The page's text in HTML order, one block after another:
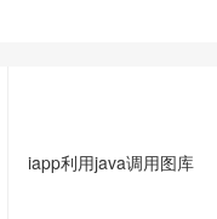
iapp利用java调用图库